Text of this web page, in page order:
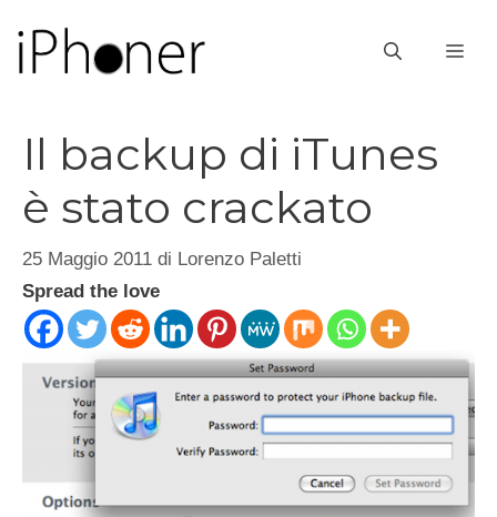
contenuto
Il backup di iTunes
è stato crackato
25 Maggio 2011 di Lorenzo Paletti
Spread the love